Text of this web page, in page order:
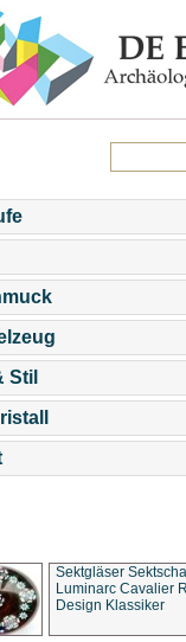
Stil
Sektgläser
Luminarc Cavalier
Design Klassiker